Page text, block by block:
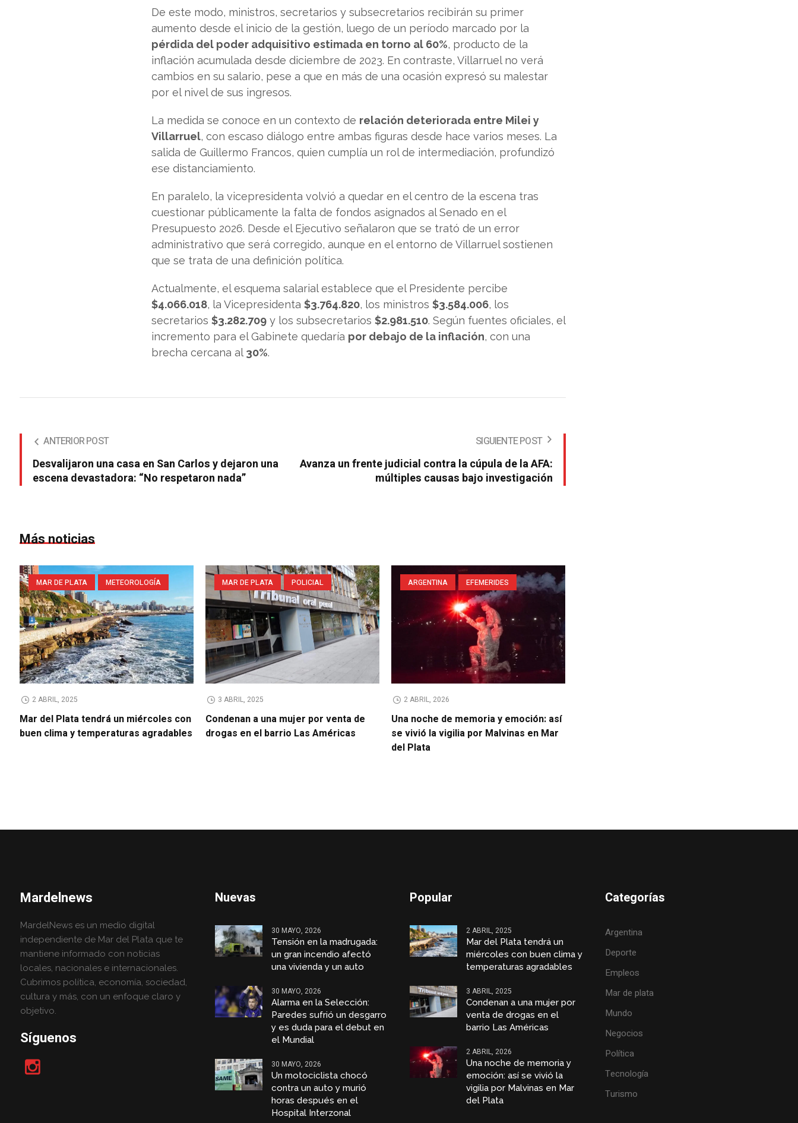
De este modo, ministros, secretarios y subsecretarios recibirán su primer
aumento desde el inicio de la gestión, luego de un período marcado por la
pérdida del poder adquisitivo estimada en torno al 60%, producto de la
inflación acumulada desde diciembre de 2023. En contraste, Villarruel no verá
cambios en su salario, pese a que en más de una ocasión expresó su malestar
por el nivel de sus ingresos.
La medida se conoce en un contexto de relación deteriorada entre Milei y
Villarruel, con escaso diálogo entre ambas figuras desde hace varios meses. La
salida de Guillermo Francos, quien cumplía un rol de intermediación, profundizó
ese distanciamiento.
En paralelo, la vicepresidenta volvió a quedar en el centro de la escena tras
cuestionar públicamente la falta de fondos asignados al Senado en el
Presupuesto 2026. Desde el Ejecutivo señalaron que se trató de un error
administrativo que será corregido, aunque en el entorno de Villarruel sostienen
que se trata de una definición política.
Actualmente, el esquema salarial establece que el Presidente percibe
$4.066.018, la Vicepresidenta$3.764.820, los ministros$3.584.006, los
secretarios$3.282.709 y los subsecretarios$2.981.510. Según fuentes oficiales, el
incremento para el Gabinete quedaría por debajo de la inflación, con una
brecha cercana al 30%.
ANTERIOR POST
Desvalijaron una casa en San Carlos y dejaron una
escena devastadora: “No respetaron nada”
SIGUIENTE POST
Avanza un frente judicial contra la cúpula de la AFA:
múltiples causas bajo investigación
Más noticias
MAR DE PLATA METEOROLOGÍA
2 ABRIL, 2025
Mar del Plata tendrá un miércoles con
buen clima y temperaturas agradables
MAR DE PLATA POLICIAL
3 ABRIL, 2025
Condenan a una mujer por venta de
drogas en el barrio Las Américas
ARGENTINA EFEMERIDES
2 ABRIL, 2026
Una noche de memoria y emoción: así
se vivió la vigilia por Malvinas en Mar
del Plata
Mardelnews
MardelNews es un medio digital
independiente de Mar del Plata que te
mantiene informado con noticias
locales, nacionales e internacionales.
Cubrimos política, economía, sociedad,
cultura y más, con un enfoque claro y
objetivo.
Síguenos
Nuevas
30 MAYO, 2026
Tensión en la madrugada:
un gran incendio afectó
una vivienda y un auto
30 MAYO, 2026
Alarma en la Selección:
Paredes sufrió un desgarro
y es duda para el debut en
el Mundial
30 MAYO, 2026
Un motociclista chocó
contra un auto y murió
horas después en el
Hospital Interzonal
Popular
2 ABRIL, 2025
Mar del Plata tendrá un
miércoles con buen clima y
temperaturas agradables
3 ABRIL, 2025
Condenan a una mujer por
venta de drogas en el
barrio Las Américas
2 ABRIL, 2026
Una noche de memoria y
emoción: así se vivió la
vigilia por Malvinas en Mar
del Plata
Categorías
Argentina
Deporte
Empleos
Mar de plata
Mundo
Negocios
Política
Tecnología
Turismo